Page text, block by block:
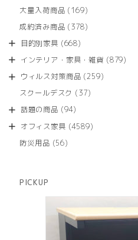
商
の
商
大量入荷商品 169169
の
成約済み商品 378378
商
目的別家具 668668
の
商
インテリア・家具・雑貨 879879
ウィルス対策商品 259259
スクールデスク 3737
商
話題の商品 9494
の
オフィス家具 45894589
防災用品 5656
PICKUP